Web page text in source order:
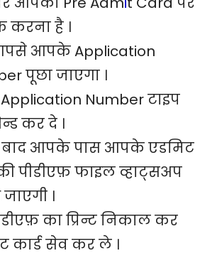
करना है ।
आपके Application
पूछा जाएगा ।
Number टाइप
कर दे ।
आपके पास आपके एडमिट
पीडीएफ़ फाइल व्हाट्सअप
।
का प्रिन्ट निकाल कर
कार्ड सेव कर ले ।